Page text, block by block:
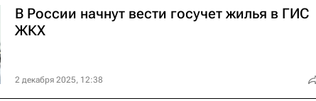
В России начнут вести госучет жилья в ГИС
ЖКХ
2 декабря 2025, 12:38